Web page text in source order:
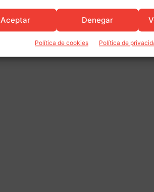
Aceptar Denegar
Política de cookies Política de